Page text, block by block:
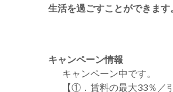
生活を過ごすことができま
キャンペーン情報
キャンペーン中です。
【①．賃料の最大33％／